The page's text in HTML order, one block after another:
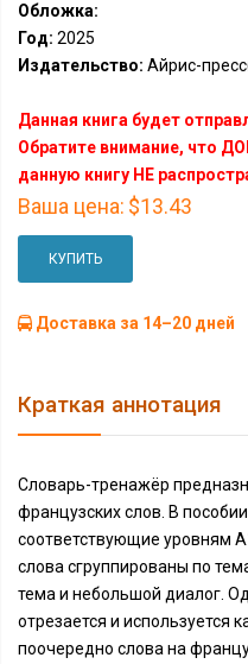
Обложка:
Год: 2025
Издательство: Айрис-
Данная книга будет
Обратите внимание, что
данную книгу НЕ
Ваша цена: $13.43
КУПИТЬ
Доставка за 14–20 дней
Краткая аннотация
Словарь-тренажёр
французских слов. В
соответствующие уровням
слова сгруппированы по
тема и небольшой диалог.
отрезается и используется
поочередно слова на